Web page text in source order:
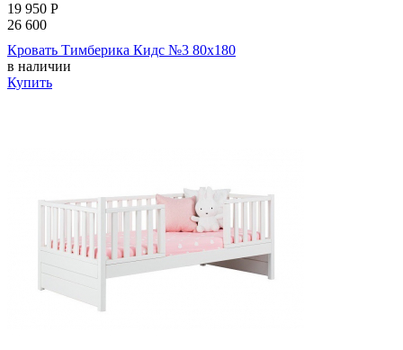
19 950 Р
26 600
Кровать Тимберика Кидс №3 80х180
в наличии
Купить